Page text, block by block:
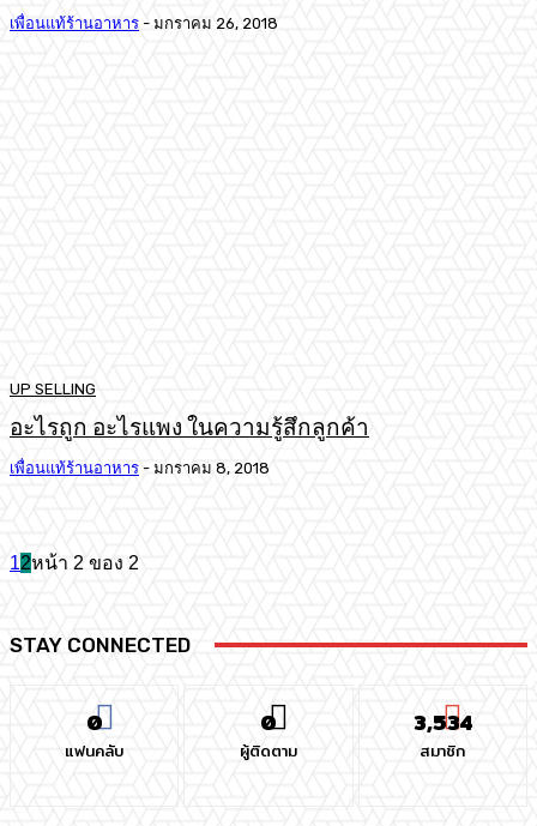
เพื่อนแท้ร้านอาหาร - มกราคม 26, 2018
UP SELLING
อะไรถูก อะไรแพง ในความรู้สึกลูกค้า
เพื่อนแท้ร้านอาหาร - มกราคม 8, 2018
12หน้า 2 ของ 2
STAY CONNECTED
0
แฟนคลับ
0
ผู้ติดตาม
3,534
สมาชิก